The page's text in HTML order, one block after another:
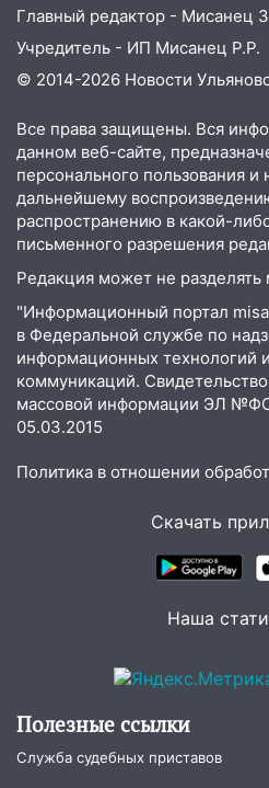
10:40 В Ульяновске
нашли потерявшегося
садах 79-летнего
временно отключили
10:14 В Ульяновске
коррупционной схемы
отправили в колонию
09:52 Ночью
соседними
областью
09:41 Диана
Бога в СИЗО
09:35
В Ульяновске
будут судить за
велосипедистку:
Жара
знойный и сухой
Под
иномарки
05:00 «Каждая пятая
второй мужчина в
алопецией»: врач
Главный редактор - Мисанец
Учредитель - ИП Мисанец Р.Р.
© 2014-2026 Новости
Все права защищены. Вся
данном веб-сайте,
персонального пользования
дальнейшему
распространению в какой-
письменного разрешения
Редакция может не разделять
"Информационный портал
в Федеральной службе по
информационных технологий
коммуникаций.
массовой информации ЭЛ
05.03.2015
Политика в отношении
Скачать
Наша
Полезные ссылки
Служба судебных приставов